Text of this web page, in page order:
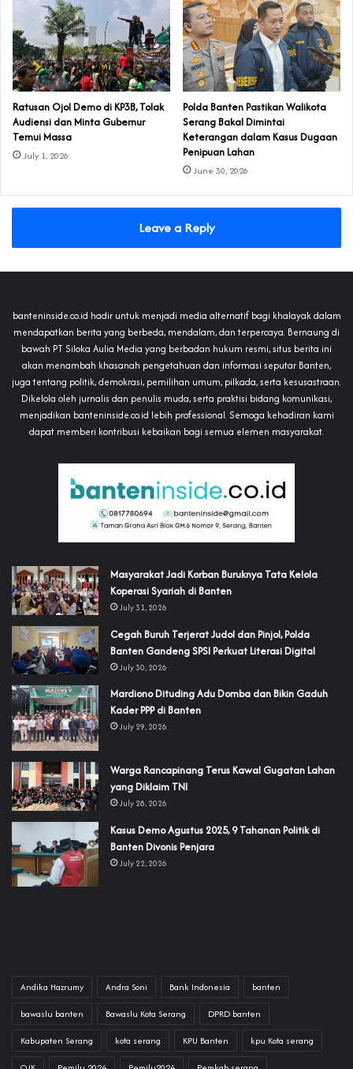
‎Ratusan Ojol Demo di KP3B, Tolak
Audiensi dan Minta Gubernur
Temui Massa
July 1, 2026
Polda Banten Pastikan Walikota
Serang Bakal Dimintai
Keterangan dalam Kasus Dugaan
Penipuan Lahan
June 30, 2026
Leave a Reply
banteninside.co.id hadir untuk menjadi media alternatif bagi khalayak dalam
mendapatkan berita yang berbeda, mendalam, dan terpercaya. Bernaung di
bawah PT Siloka Aulia Media yang berbadan hukum resmi, situs berita ini
akan menambah khasanah pengetahuan dan informasi seputar Banten,
juga tentang politik, demokrasi, pemilihan umum, pilkada, serta kesusastraan.
Dikelola oleh jurnalis dan penulis muda, serta praktisi bidang komunikasi,
menjadikan banteninside.co.id lebih professional. Semoga kehadiran kami
dapat memberi kontribusi kebaikan bagi semua elemen masyarakat.
‎Masyarakat Jadi Korban Buruknya Tata Kelola
Koperasi Syariah di Banten
July 31, 2026
Cegah Buruh Terjerat Judol dan Pinjol, Polda
Banten Gandeng SPSI Perkuat Literasi Digital
July 30, 2026
‎Mardiono Dituding Adu Domba dan Bikin Gaduh
Kader PPP di Banten
July 29, 2026
‎Warga Rancapinang Terus Kawal Gugatan Lahan
yang Diklaim TNI‎‎
July 28, 2026
‎Kasus Demo Agustus 2025, 9 Tahanan Politik di
Banten Divonis Penjara
July 22, 2026
Andika Hazrumy Andra Soni Bank Indonesia banten
bawaslu banten Bawaslu Kota Serang DPRD banten
Kabupaten Serang kota serang KPU Banten kpu Kota serang